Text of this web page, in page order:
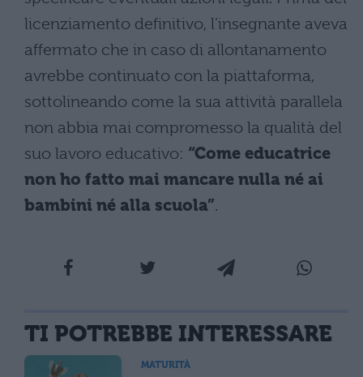
licenziamento definitivo, l’insegnante aveva
affermato che in caso di allontanamento
avrebbe continuato con la piattaforma,
sottolineando come la sua attività parallela
non abbia mai compromesso la qualità del
suo lavoro educativo: “Come educatrice
non ho fatto mai mancare nulla né ai
bambini né alla scuola”.
TI POTREBBE INTERESSARE
MATURITÀ